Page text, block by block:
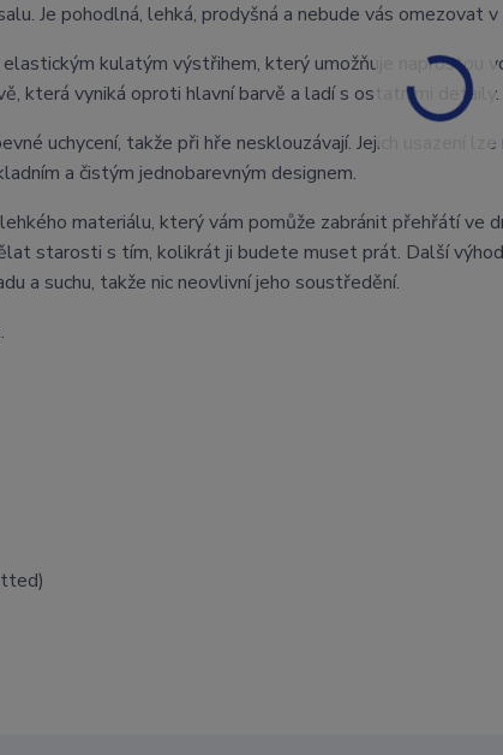
Je pohodlná, lehká, prodyšná a nebude vás omezovat
kulatým výstřihem, který umožňuje naprostou
která vyniká oproti hlavní barvě a ladí s ostatními detaily.
uchycení, takže při hře nesklouzávají. Jejich usazení
a čistým jednobarevným designem.
materiálu, který vám pomůže zabránit přehřátí ve
starosti s tím, kolikrát ji budete muset prát. Další
a suchu, takže nic neovlivní jeho soustředění.